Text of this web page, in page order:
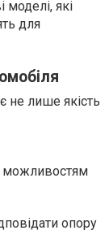
які
для
не лише якість
можливостям
опору